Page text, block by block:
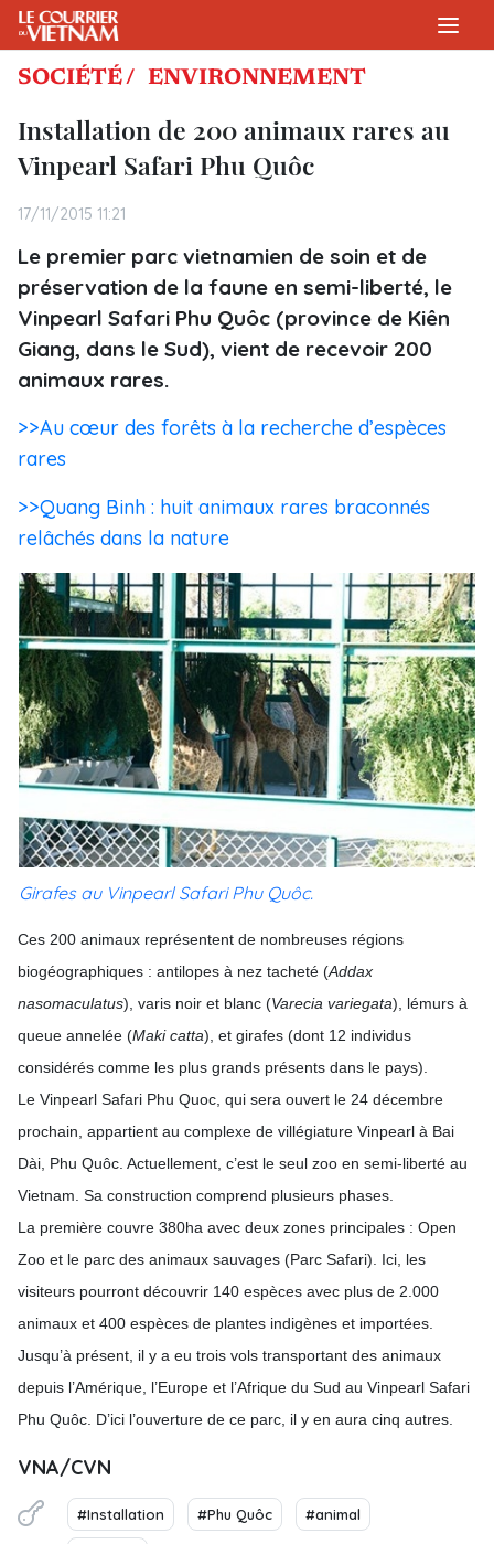
SOCIÉTÉ / ENVIRONNEMENT
Installation de 200 animaux rares au
Vinpearl Safari Phu Quôc
17/11/2015 11:21
Le premier parc vietnamien de soin et de
préservation de la faune en semi-liberté, le
Vinpearl Safari Phu Quôc (province de Kiên
Giang, dans le Sud), vient de recevoir 200
animaux rares.
>>Au cœur des forêts à la recherche d’espèces
rares
>>Quang Binh : huit animaux rares braconnés
relâchés dans la nature
Girafes au Vinpearl Safari Phu Quôc.
Ces 200 animaux représentent de nombreuses régions
biogéographiques : antilopes à nez tacheté (Addax
nasomaculatus), varis noir et blanc (Varecia variegata), lémurs à
queue annelée (Maki catta), et girafes (dont 12 individus
considérés comme les plus grands présents dans le pays).
Le Vinpearl Safari Phu Quoc, qui sera ouvert le 24 décembre
prochain, appartient au complexe de villégiature Vinpearl à Bai
Dài, Phu Quôc. Actuellement, c’est le seul zoo en semi-liberté au
Vietnam. Sa construction comprend plusieurs phases.
La première couvre 380ha avec deux zones principales : Open
Zoo et le parc des animaux sauvages (Parc Safari). Ici, les
visiteurs pourront découvrir 140 espèces avec plus de 2.000
animaux et 400 espèces de plantes indigènes et importées.
Jusqu’à présent, il y a eu trois vols transportant des animaux
depuis l’Amérique, l’Europe et l’Afrique du Sud au Vinpearl Safari
Phu Quôc. D’ici l’ouverture de ce parc, il y en aura cinq autres.
VNA/CVN
#Installation #Phu Quôc #animal